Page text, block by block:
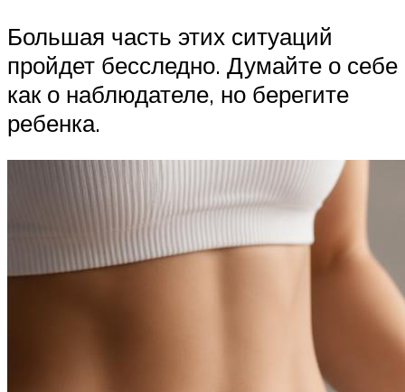
Большая часть этих ситуаций
пройдет бесследно. Думайте о себе
как о наблюдателе, но берегите
ребенка.